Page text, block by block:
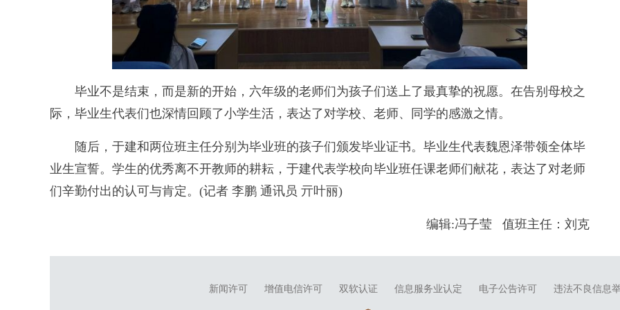
毕业不是结束，而是新的开始，六年级的老师们为孩子们送上了最真挚的祝愿。在告别母校之
际，毕业生代表们也深情回顾了小学生活，表达了对学校、老师、同学的感激之情。
随后，于建和两位班主任分别为毕业班的孩子们颁发毕业证书。毕业生代表魏恩泽带领全体毕
业生宣誓。学生的优秀离不开教师的耕耘，于建代表学校向毕业班任课老师们献花，表达了对老师
们辛勤付出的认可与肯定。(记者 李鹏 通讯员 亓叶丽)
编辑:冯子莹 值班主任：刘克
新闻许可 增值电信许可 双软认证 信息服务业认定 电子公告许可 违法不良信息